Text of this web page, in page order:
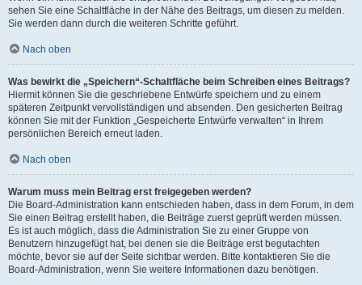
sehen Sie eine Schaltfläche in der Nähe des Beitrags, um diesen zu melden.
Sie werden dann durch die weiteren Schritte geführt.
Nach oben
Was bewirkt die „Speichern“-Schaltfläche beim Schreiben eines Beitrags?
Hiermit können Sie die geschriebene Entwürfe speichern und zu einem
späteren Zeitpunkt vervollständigen und absenden. Den gesicherten Beitrag
können Sie mit der Funktion „Gespeicherte Entwürfe verwalten“ in Ihrem
persönlichen Bereich erneut laden.
Nach oben
Warum muss mein Beitrag erst freigegeben werden?
Die Board-Administration kann entschieden haben, dass in dem Forum, in dem
Sie einen Beitrag erstellt haben, die Beiträge zuerst geprüft werden müssen.
Es ist auch möglich, dass die Administration Sie zu einer Gruppe von
Benutzern hinzugefügt hat, bei denen sie die Beiträge erst begutachten
möchte, bevor sie auf der Seite sichtbar werden. Bitte kontaktieren Sie die
Board-Administration, wenn Sie weitere Informationen dazu benötigen.